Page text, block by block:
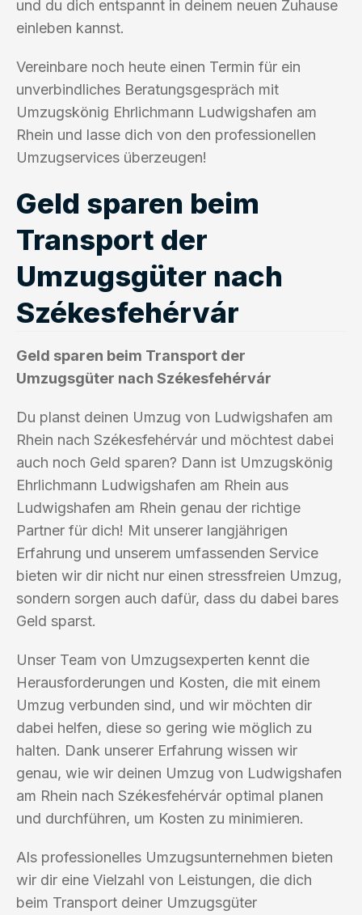
und du dich entspannt in deinem neuen Zuhause
einleben kannst.
Vereinbare noch heute einen Termin für ein
unverbindliches Beratungsgespräch mit
Umzugskönig Ehrlichmann Ludwigshafen am
Rhein und lasse dich von den professionellen
Umzugservices überzeugen!
Geld sparen beim
Transport der
Umzugsgüter nach
Székesfehérvár
Geld sparen beim Transport der
Umzugsgüter nach Székesfehérvár
Du planst deinen Umzug von Ludwigshafen am
Rhein nach Székesfehérvár und möchtest dabei
auch noch Geld sparen? Dann ist Umzugskönig
Ehrlichmann Ludwigshafen am Rhein aus
Ludwigshafen am Rhein genau der richtige
Partner für dich! Mit unserer langjährigen
Erfahrung und unserem umfassenden Service
bieten wir dir nicht nur einen stressfreien Umzug,
sondern sorgen auch dafür, dass du dabei bares
Geld sparst.
Unser Team von Umzugsexperten kennt die
Herausforderungen und Kosten, die mit einem
Umzug verbunden sind, und wir möchten dir
dabei helfen, diese so gering wie möglich zu
halten. Dank unserer Erfahrung wissen wir
genau, wie wir deinen Umzug von Ludwigshafen
am Rhein nach Székesfehérvár optimal planen
und durchführen, um Kosten zu minimieren.
Als professionelles Umzugsunternehmen bieten
wir dir eine Vielzahl von Leistungen, die dich
beim Transport deiner Umzugsgüter